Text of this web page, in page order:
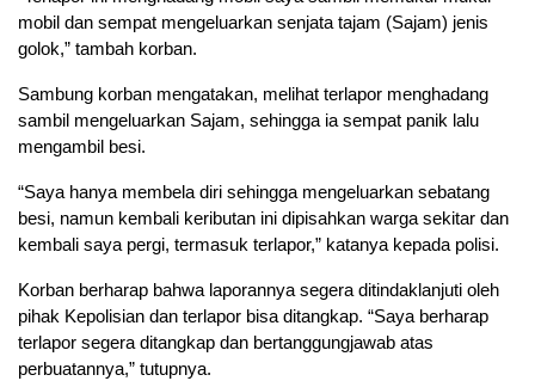
mobil dan sempat mengeluarkan senjata tajam (Sajam) jenis
golok,” tambah korban.
Sambung korban mengatakan, melihat terlapor menghadang
sambil mengeluarkan Sajam, sehingga ia sempat panik lalu
mengambil besi.
“Saya hanya membela diri sehingga mengeluarkan sebatang
besi, namun kembali keributan ini dipisahkan warga sekitar dan
kembali saya pergi, termasuk terlapor,” katanya kepada polisi.
Korban berharap bahwa laporannya segera ditindaklanjuti oleh
pihak Kepolisian dan terlapor bisa ditangkap. “Saya berharap
terlapor segera ditangkap dan bertanggungjawab atas
perbuatannya,” tutupnya.